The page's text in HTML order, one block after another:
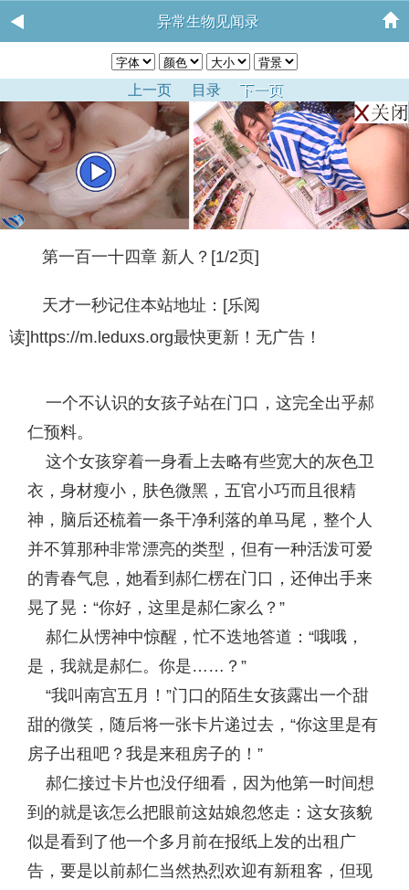
异常生物见闻录
上一页 目录 下一页
第一百一十四章 新人？[1/2页]
天才一秒记住本站地址：[乐阅
读]https://m.leduxs.org最快更新！无广告！
一个不认识的女孩子站在门口，这完全出乎郝
仁预料。
这个女孩穿着一身看上去略有些宽大的灰色卫
衣，身材瘦小，肤色微黑，五官小巧而且很精
神，脑后还梳着一条干净利落的单马尾，整个人
并不算那种非常漂亮的类型，但有一种活泼可爱
的青春气息，她看到郝仁楞在门口，还伸出手来
晃了晃：“你好，这里是郝仁家么？”
郝仁从愣神中惊醒，忙不迭地答道：“哦哦，
是，我就是郝仁。你是……？”
“我叫南宫五月！”门口的陌生女孩露出一个甜
甜的微笑，随后将一张卡片递过去，“你这里是有
房子出租吧？我是来租房子的！”
郝仁接过卡片也没仔细看，因为他第一时间想
到的就是该怎么把眼前这姑娘忽悠走：这女孩貌
似是看到了他一个多月前在报纸上发的出租广
告，要是以前郝仁当然热烈欢迎有新租客，但现